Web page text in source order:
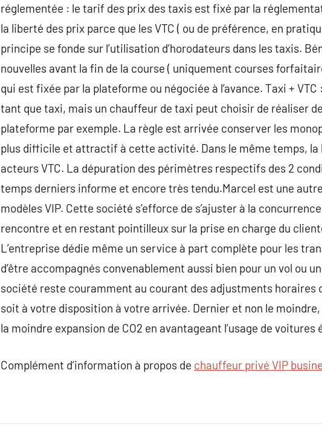
réglementée : le tarif des prix des taxis est fixé par la
la liberté des prix parce que les VTC ( ou de préférence, en
principe se fonde sur l’utilisation d’horodateurs dans les taxis.
nouvelles avant la fin de la course ( uniquement courses
qui est fixée par la plateforme ou négociée à l’avance. Taxi +
tant que taxi, mais un chauffeur de taxi peut choisir de réaliser
plateforme par exemple. La règle est arrivée conserver les
plus difficile et attractif à cette activité. Dans le même temps, la
acteurs VTC. La dépuration des périmètres respectifs des 2
temps derniers informe et encore très tendu.Marcel est une
modèles VIP. Cette société s’efforce de s’ajuster à la
rencontre et en restant pointilleux sur la prise en charge du
L’entreprise dédie même un service à part complète pour les
d’être accompagnés convenablement aussi bien pour un vol ou
société reste couramment au courant des adjustments horaires
soit à votre disposition à votre arrivée. Dernier et non le
la moindre expansion de CO2 en avantageant l’usage de voitures
Complément d’information à propos de chauffeur privé VIP